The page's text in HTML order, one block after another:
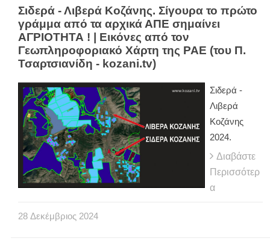
Σιδερά - Λιβερά Κοζάνης. Σίγουρα το πρώτο
γράμμα από τα αρχικά ΑΠΕ σημαίνει
ΑΓΡΙΟΤΗΤΑ ! | Εικόνες από τον
Γεωπληροφοριακό Χάρτη της ΡΑΕ (του Π.
Τσαρτσιανίδη - kozani.tv)
Σιδερά -
Λιβερά
Κοζάνης
2024.
Διαβάστε
Περισσότερ
α
28 Δεκέμβριος 2024